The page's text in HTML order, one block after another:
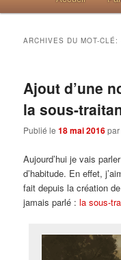
ARCHIVES DU MOT-CLÉ:
Ajout d’une
la sous-
Publié le18 mai 2016
Aujourd’hui je vais
d’habitude. En effet,
fait depuis la création
jamais parlé :la sous-